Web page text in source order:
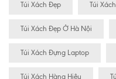
Túi Xách Đẹp Túi
Túi Xách Đẹp Ở Hà Nội
Túi Xách Đựng Laptop
Túi Xách Hàng Hiệu